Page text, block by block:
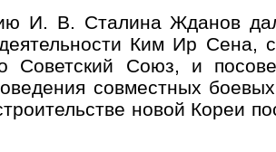
И. В. Сталина Жданов
Ким Ир Сена,
Советский Союз, и
совместных
новой Кореи